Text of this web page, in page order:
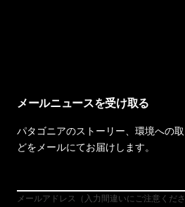
メールニュースを受け取る
パタゴニアのストーリー、環境への
どをメールにてお届けします。
メールアドレス（入力間違いにご注意くださ